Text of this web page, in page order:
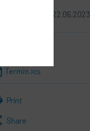
20.06.2023 - 22.06.2023
Termin.ics
Print
Share